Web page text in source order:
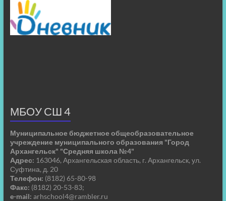
МБОУ СШ 4
Муниципальное бюджетное общеобразовательное
учреждение муниципального образования "Город
Архангельск" "Средняя школа №4"
Адрес: 163046, Архангельская область, г. Архангельск, ул.
Суфтина, д. 20
Телефон: (8182) 65-80-98
Факс: (8182) 20-53-83;
e-mail: arhschool4@rambler.ru